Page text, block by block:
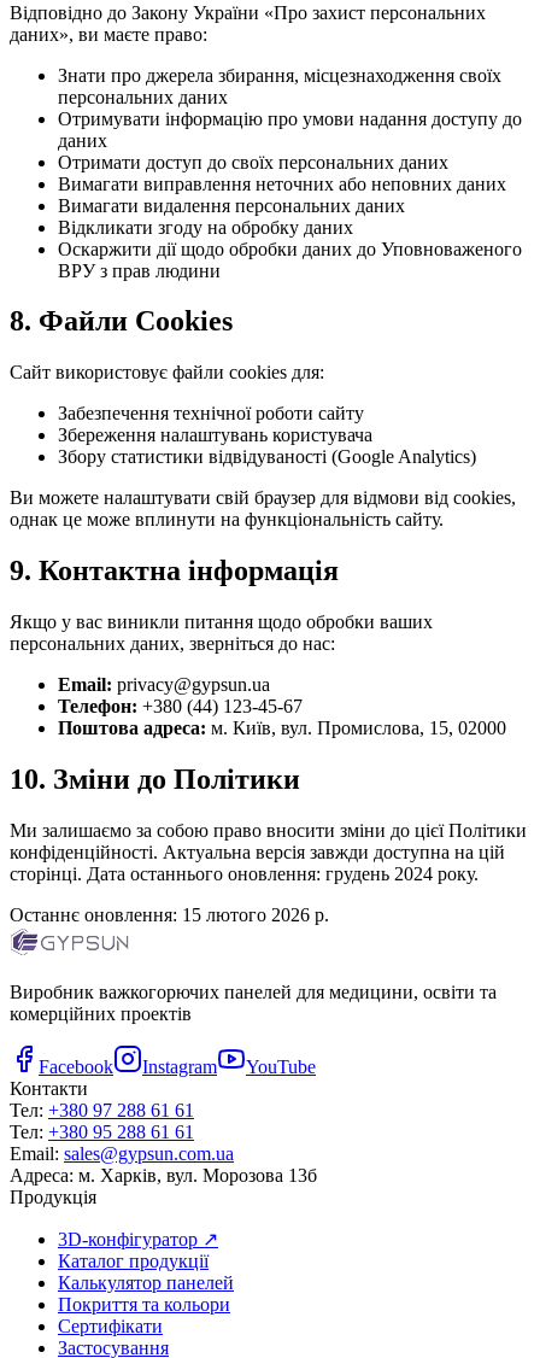
Відповідно до Закону України «Про захист персональних
даних», ви маєте право:
Знати про джерела збирання, місцезнаходження своїх
персональних даних
Отримувати інформацію про умови надання доступу до
даних
Отримати доступ до своїх персональних даних
Вимагати виправлення неточних або неповних даних
Вимагати видалення персональних даних
Відкликати згоду на обробку даних
Оскаржити дії щодо обробки даних до Уповноваженого
ВРУ з прав людини
8. Файли Cookies
Сайт використовує файли cookies для:
Забезпечення технічної роботи сайту
Збереження налаштувань користувача
Збору статистики відвідуваності (Google Analytics)
Ви можете налаштувати свій браузер для відмови від cookies,
однак це може вплинути на функціональність сайту.
9. Контактна інформація
Якщо у вас виникли питання щодо обробки ваших
персональних даних, зверніться до нас:
Email: privacy@gypsun.ua
Телефон: +380 (44) 123-45-67
Поштова адреса: м. Київ, вул. Промислова, 15, 02000
10. Зміни до Політики
Ми залишаємо за собою право вносити зміни до цієї Політики
конфіденційності. Актуальна версія завжди доступна на цій
сторінці. Дата останнього оновлення: грудень 2024 року.
Останнє оновлення: 15 лютого 2026 р.
Виробник важкогорючих панелей для медицини, освіти та
комерційних проектів
Facebook Instagram
YouTube
Контакти
Тел: +380 97 288 61 61
Тел: +380 95 288 61 61
Email: sales@gypsun.com.ua
Адреса: м. Харків, вул. Морозова 13б
Продукція
3D-конфігуратор ↗
Каталог продукції
Калькулятор панелей
Покриття та кольори
Сертифікати
Застосування